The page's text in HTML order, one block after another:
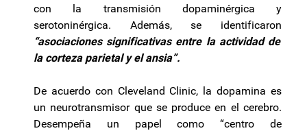
con la transmisión dopaminérgica y
serotoninérgica. Además, se identificaron
“asociaciones significativas entre la actividad de
la corteza parietal y el ansia”.
De acuerdo con Cleveland Clinic, la dopamina es
un neurotransmisor que se produce en el cerebro.
Desempeña un papel como “centro de